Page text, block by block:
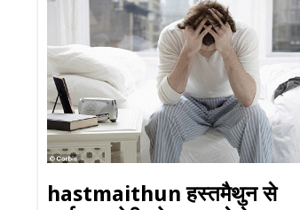
hastmaithun हस्तमैथुन से